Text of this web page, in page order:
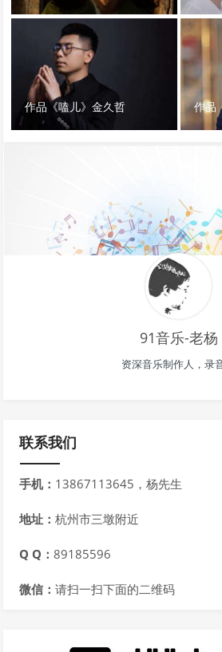
作品《嗑儿》金久哲 作品
91音乐-老杨
资深音乐制作人，录
联系我们
手机： 13867113645，杨先生
地址：杭州市三墩附近
Q Q：89185596
微信：请扫一扫下面的二维码